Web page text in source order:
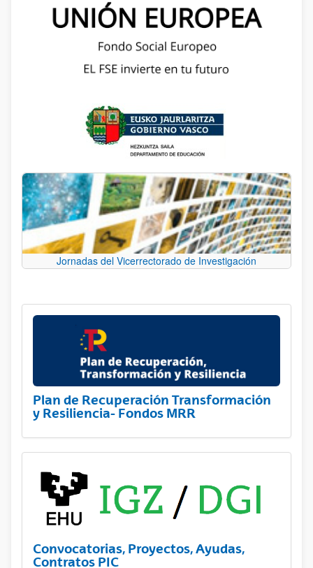
Jornadas del Vicerrectorado de Investigación
Plan de Recuperación Transformación
y Resiliencia- Fondos MRR
Convocatorias, Proyectos, Ayudas,
Contratos PIC